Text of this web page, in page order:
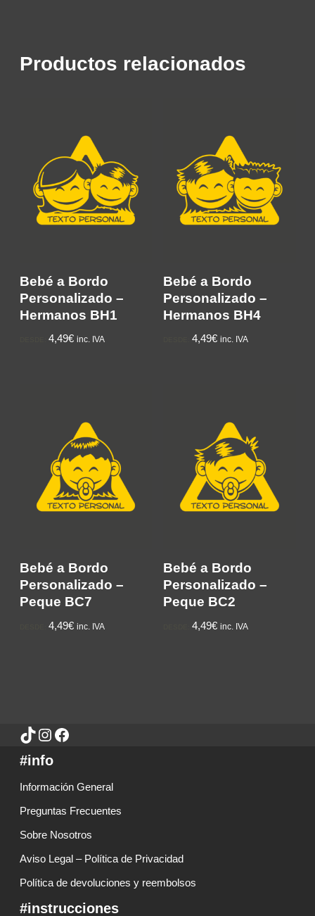
Productos relacionados
Bebé a Bordo
Personalizado –
Hermanos BH1
4,49€ inc. IVA
Bebé a Bordo
Personalizado –
Hermanos BH4
4,49€ inc. IVA
Bebé a Bordo
Personalizado –
Peque BC7
4,49€ inc. IVA
Bebé a Bordo
Personalizado –
Peque BC2
4,49€ inc. IVA
#info
Información General
Preguntas Frecuentes
Sobre Nosotros
Aviso Legal – Política de Privacidad
Política de devoluciones y reembolsos
#instrucciones